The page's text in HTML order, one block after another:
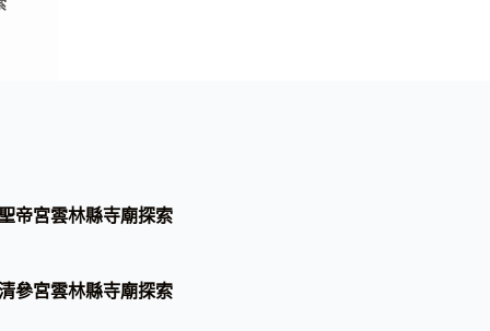
帝宮雲林縣寺廟探索
參宮雲林縣寺廟探索